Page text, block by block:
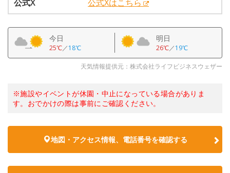
公式X
公式Xはこちら
今日
25℃／18℃
明日
26℃／19℃
天気情報提供元：株式会社ライフビジネスウェザー
※施設やイベントが休園・中止になっている場合がありま
す。おでかけの際は事前にご確認ください。
地図・アクセス情報、電話番号を確認する